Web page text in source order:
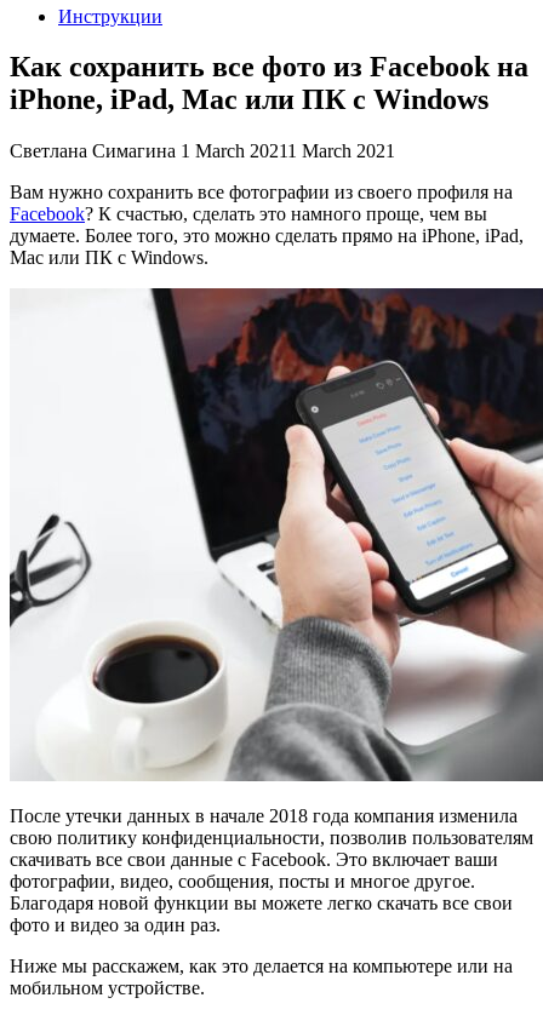
Инструкции
Как сохранить все фото из Facebook на
iPhone, iPad, Mac или ПК с Windows
Светлана Симагина 1 March 20211 March 2021
Вам нужно сохранить все фотографии из своего профиля на
Facebook? К счастью, сделать это намного проще, чем вы
думаете. Более того, это можно сделать прямо на iPhone, iPad,
Mac или ПК с Windows.
После утечки данных в начале 2018 года компания изменила
свою политику конфиденциальности, позволив пользователям
скачивать все свои данные с Facebook. Это включает ваши
фотографии, видео, сообщения, посты и многое другое.
Благодаря новой функции вы можете легко скачать все свои
фото и видео за один раз.
Ниже мы расскажем, как это делается на компьютере или на
мобильном устройстве.